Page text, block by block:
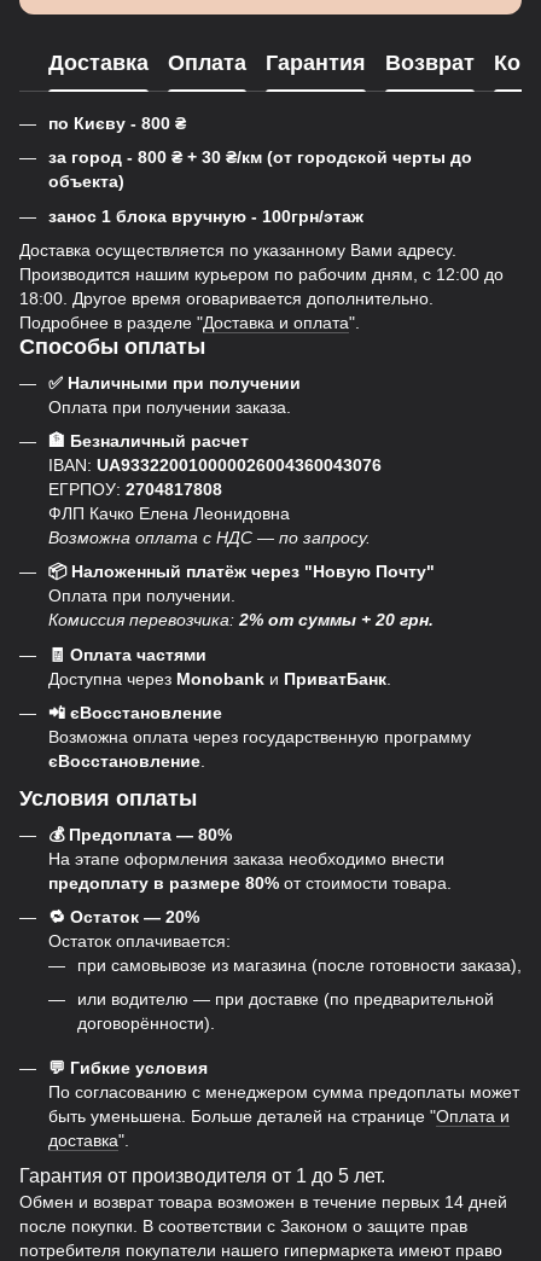
Доставка Оплата Гарантия Возврат
по Києву - 800 ₴
за город - 800 ₴ + 30 ₴/км (от городской черты до
объекта)
занос 1 блока вручную - 100грн/этаж
Доставка осуществляется по указанному Вами адресу.
Производится нашим курьером по рабочим дням, с 12:00 до
18:00. Другое время оговаривается дополнительно.
Подробнее в разделе "Доставка и оплата".
Способы оплаты
✅ Наличными при получении
Оплата при получении заказа.
🏦 Безналичный расчет
IBAN: UA933220010000026004360043076
ЕГРПОУ: 2704817808
ФЛП Качко Елена Леонидовна
Возможна оплата с НДС — по запросу.
📦 Наложенный платёж через "Новую Почту"
Оплата при получении.
Комиссия перевозчика:2% от суммы + 20 грн.
🧾 Оплата частями
Доступна через Monobank и ПриватБанк
📲 єВосстановление
Возможна оплата через государственную программу
єВосстановление
Условия оплаты
💰 Предоплата — 80%
На этапе оформления заказа необходимо внести
предоплату в размере 80% от стоимости товара.
🔁 Остаток — 20%
Остаток оплачивается:
при самовывозе из магазина (после готовности заказа),
или водителю — при доставке (по предварительной
договорённости).
💬 Гибкие условия
По согласованию с менеджером сумма предоплаты может
быть уменьшена. Больше деталей на странице "Оплата и
доставка".
Гарантия от производителя от 1 до 5 лет.
Обмен и возврат товара возможен в течение первых 14 дней
после покупки. В соответствии с Законом о защите прав
потребителя покупатели нашего гипермаркета имеют право